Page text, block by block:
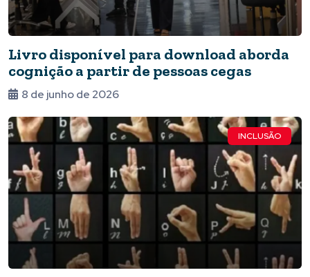
Livro disponível para download aborda
cognição a partir de pessoas cegas
8 de junho de 2026
INCLUSÃO